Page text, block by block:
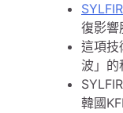
復影響
這項技
波」的
韓國